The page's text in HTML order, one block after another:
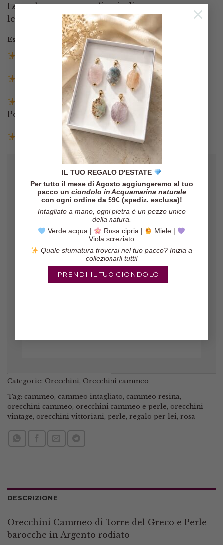
IL TUO REGALO D'ESTATE
Per tutto il mese di Agosto aggiungeremo al tuo
pacco un ciondolo in Acquamarina naturale
con ogni ordine da 59€ (spediz. esclusa)!
Intagliato a mano, ogni pietra è un pezzo unico
della natura.
Verde acqua |
Rosa cipria |
Miele |
Viola screziato
Quale sfumatura troverai nel tuo pacco? Inizia a
collezionarli tutti!
PRENDI IL TUO CIONDOLO
×
Le perle sono naturali quindi possono
leggermente variare dalle foto
Esaurito
Spedizione gratuita in Italia sopra i 140€
Spedizione entro 3 giorni lavorativi
Pagamenti tramite Paypal, Carta di credito,
Postepay e Scalapay
Resi entro 14 giorni
Gli orecchini sono veramente belli,
il pacco è arrivato in poco tempo ed
il venditore è molto affidabile!
Marinella /Etsy
Categorie: Orecchini , Orecchini cammeo
Tag: cammeo, cammeo intagliato, cammeo resina ,
orecchini cammeo, orecchini cammeo e perle, orecchini
vintage, orecchini vittoriani , perle, regalo per lei , rosa
DESCRIZIONE
Orecchini Cammeo di Torre del Greco e Perle
barocche in Argento rodiato